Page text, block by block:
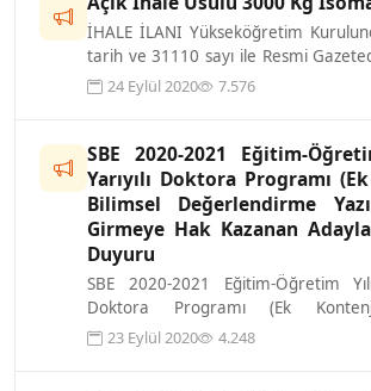
İHALE İLANI Yükseköğretim
tarih ve 31110 sayı ile Resmi
Konya Gıda ve Tarım Üniversite...
24 Eylül 2020 7.576
SBE 2020-2021 Eğitim-
Yarıyılı Doktora Programı
Bilimsel Değerlendirme
Girmeye Hak Kazanan
Duyuru
SBE 2020-2021 Eğitim-Öğretim
Doktora Programı (Ek
Değerlendirme Yazılı Sınavına
23 Eylül 2020 4.248